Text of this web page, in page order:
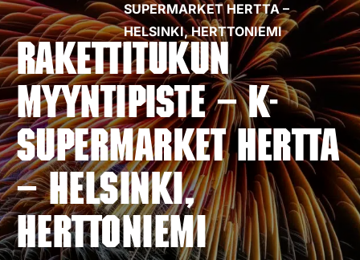
SUPERMARKET HERTTA –
HELSINKI, HERTTONIEMI
Rakettitukun
myyntipiste – K-
SUPERMARKET HERTTA
– HELSINKI,
HERTTONIEMI